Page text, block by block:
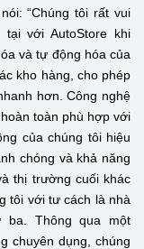
“Chúng tôi rất vui
với AutoStore khi
và tự động hóa của
kho hàng, cho phép
hơn. Công nghệ
toàn phù hợp với
của chúng tôi hiệu
chóng và khả năng
thị trường cuối khác
tôi với tư cách là nhà
ba. Thông qua một
chuyên dụng, chúng